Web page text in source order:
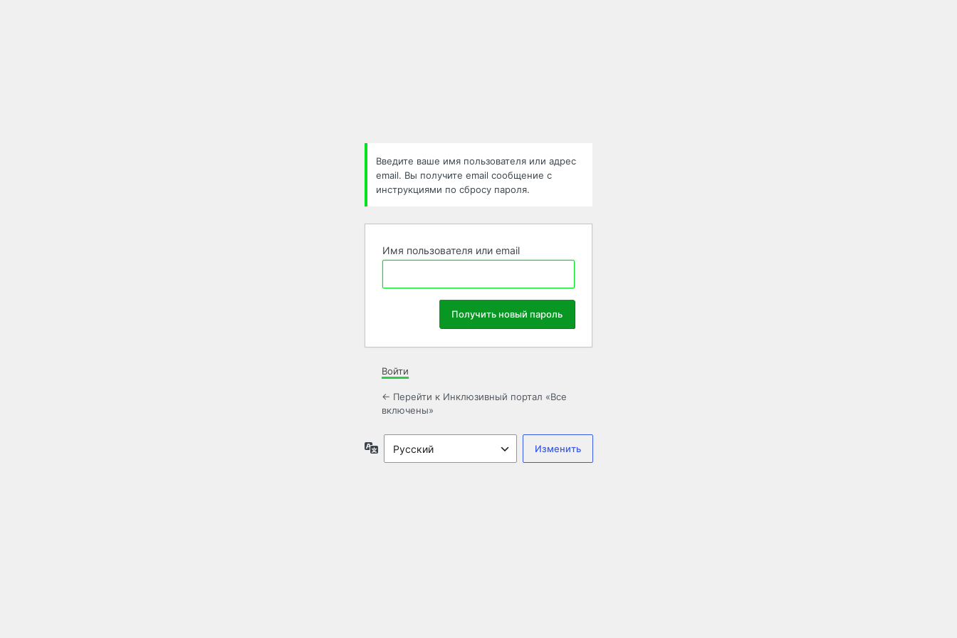
Введите ваше имя пользователя или адрес
email. Вы получите email сообщение с
инструкциями по сбросу пароля.
Имя пользователя или email
Войти
← Перейти к Инклюзивный портал «Все
включены»
Язык